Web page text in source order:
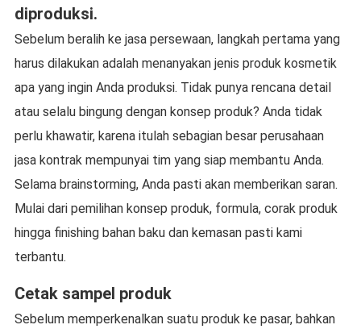
diproduksi.
Sebelum beralih ke jasa persewaan, langkah pertama yang
harus dilakukan adalah menanyakan jenis produk kosmetik
apa yang ingin Anda produksi. Tidak punya rencana detail
atau selalu bingung dengan konsep produk? Anda tidak
perlu khawatir, karena itulah sebagian besar perusahaan
jasa kontrak mempunyai tim yang siap membantu Anda.
Selama brainstorming, Anda pasti akan memberikan saran.
Mulai dari pemilihan konsep produk, formula, corak produk
hingga finishing bahan baku dan kemasan pasti kami
terbantu.
Cetak sampel produk
Sebelum memperkenalkan suatu produk ke pasar, bahkan